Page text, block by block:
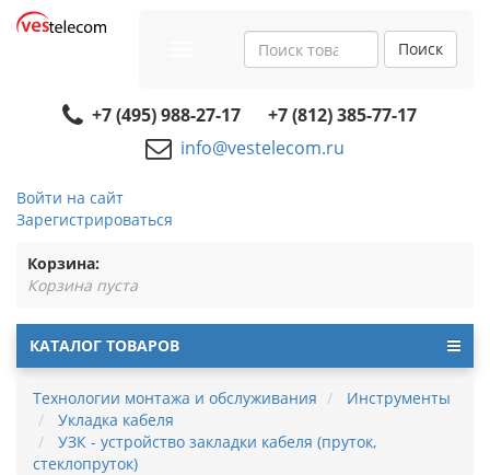
navigation
Поиск
+7 (495) 988-27-17
+7 (812) 385-77-17
info@vestelecom.ru
Войти на сайт
Зарегистрироваться
Корзина:
Корзина пуста
КАТАЛОГ ТОВАРОВ
Технологии монтажа и обслуживания
Инструменты
Укладка кабеля
УЗК - устройство закладки кабеля (пруток,
стеклопруток)